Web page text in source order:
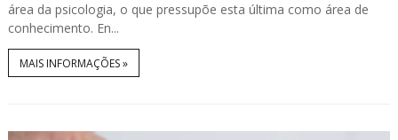
área da psicologia, o que pressupõe esta última como área de
conhecimento. En...
MAIS INFORMAÇÕES »